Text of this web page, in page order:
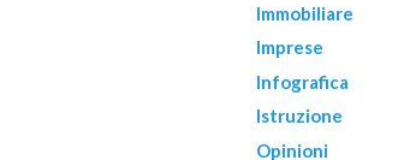
Immobiliare
Imprese
Infografica
Istruzione
Opinioni